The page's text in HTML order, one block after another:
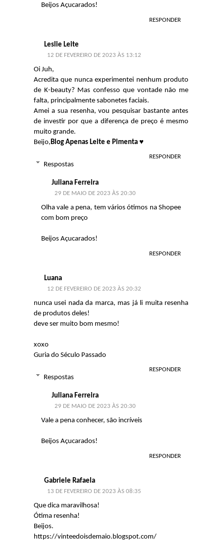
Beijos Açucarados!
RESPONDER
Leslie Leite
12 DE FEVEREIRO DE 2023 ÀS 13:12
Oi Juh,
Acredita que nunca experimentei nenhum produto
de K-beauty? Mas confesso que vontade não me
falta, principalmente sabonetes faciais.
Amei a sua resenha, vou pesquisar bastante antes
de investir por que a diferença de preço é mesmo
muito grande.
Beijo,Blog Apenas Leite e Pimenta ♥
RESPONDER
Respostas
Juliana Ferreira
29 DE MAIO DE 2023 ÀS 20:30
Olha vale a pena, tem vários ótimos na Shopee
com bom preço
Beijos Açucarados!
RESPONDER
Luana
12 DE FEVEREIRO DE 2023 ÀS 20:32
nunca usei nada da marca, mas já li muita resenha
de produtos deles!
deve ser muito bom mesmo!
xoxo
Guria do Século Passado
RESPONDER
Respostas
Juliana Ferreira
29 DE MAIO DE 2023 ÀS 20:30
Vale a pena conhecer, são incríveis
Beijos Açucarados!
RESPONDER
Gabriele Rafaela
13 DE FEVEREIRO DE 2023 ÀS 08:35
Que dica maravilhosa!
Ótima resenha!
Beijos.
https://vinteedoisdemaio.blogspot.com/